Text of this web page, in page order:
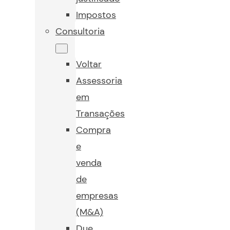
Impostos
Consultoria
Voltar
Assessoria
em
Transações
Compra
e
venda
de
empresas
(M&A)